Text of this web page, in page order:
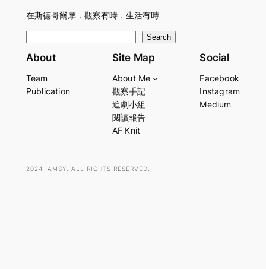
在斯德哥爾摩．觀察有時．生活有時
e
r
Search
About
Team
Publication
Site Map
About Me
觀察手記
追劇小組
閱讀報告
AF Knit
Social
Facebook
Instagram
Medium
2024 IAMSY. ALL RIGHTS RESERVED.